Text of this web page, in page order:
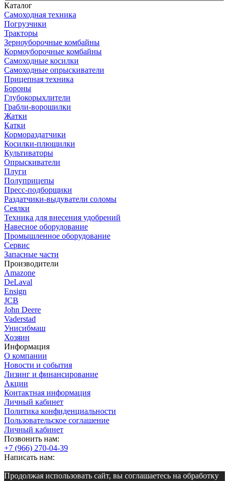
Каталог
Самоходная техника
Погрузчики
Тракторы
Зерноуборочные комбайны
Кормоуборочные комбайны
Самоходные косилки
Самоходные опрыскиватели
Прицепная техника
Бороны
Глубокорыхлители
Грабли-ворошилки
Жатки
Катки
Кормораздатчики
Косилки-плющилки
Культиваторы
Опрыскиватели
Плуги
Полуприцепы
Пресс-подборщики
Раздатчики-выдуватели соломы
Сеялки
Техника для внесения удобрений
Навесное оборудование
Промышленное оборудование
Сервис
Запасные части
Производители
Amazone
DeLaval
Ensign
JCB
John Deere
Vaderstad
Унисибмаш
Хозяин
Информация
О компании
Новости и события
Лизинг и финансирование
Акции
Контактная информация
Личный кабинет
Политика конфиденциальности
Пользовательское соглашение
Личный кабинет
Позвонить нам:
+7 (966) 270-04-39
Написать нам:
Продолжая использовать сайт, вы соглашаетесь на обработку